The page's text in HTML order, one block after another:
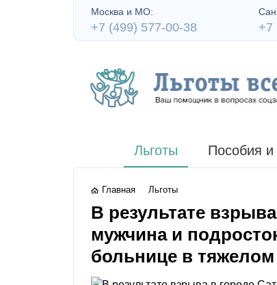
Льготы Пособия
Главная Льготы
В результате
мужчина и
больнице в
Москва и МО:
+7 (499) 577-00-38 +7